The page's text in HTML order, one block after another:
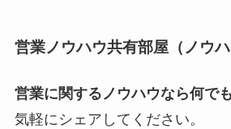
営業ノウハウ共有部屋（ノウハ
営業に関するノウハウなら何で
気軽にシェアしてください。